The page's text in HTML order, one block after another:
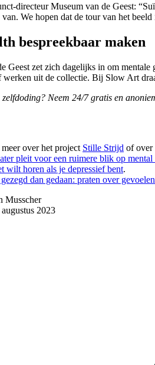
directeur Museum van de Geest:
We hopen dat de tour van het
bespreekbaar maken
Geest zet zich dagelijks in om mentale
werken uit de collectie. Bij Slow Art
Neem 24/7 gratis en
over het project Stille Strijd of over
pleit voor een ruimere blik op mental
wilt horen als je depressief bent.
dan gedaan: praten over
Musscher
2023